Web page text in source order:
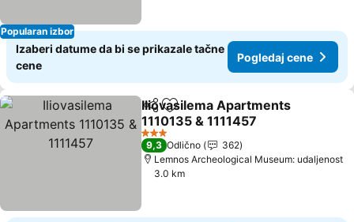
Popularan izbor
Izaberi datume da bi se prikazale tačne
cene
Pogledaj cene
Deli Dodati u favorite
Iliovasilema Apartments
1110135 & 1111457
3 Zvezdice
9,3 Odlično
362
Lemnos Archeological Museum: udaljenost
3.0 km